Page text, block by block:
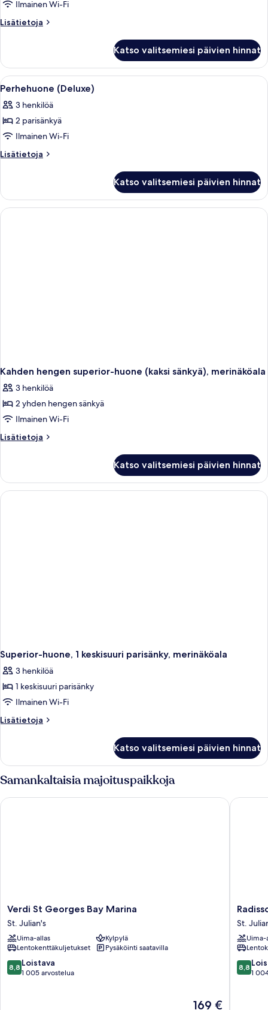
huone
kuvat
Ilmainen Wi-Fi
Lisätietoja
Lisätietoja
Katso valitsemiesi päivien hinnat
Avaa
kaikki
huonetyypin
Perhehuone
(Deluxe)
kuvat
Hotellihuone, jossa on kaksi
4
Perhehuone (Deluxe)
3 henkilöä
2 parisänkyä
Ilmainen Wi-Fi
Lisätietoja
Lisätietoja
Katso valitsemiesi päivien hinnat
Kahden hengen superior-huone (kaksi sänkyä), merinäköala
3 henkilöä
2 yhden hengen sänkyä
Ilmainen Wi-Fi
Lisätietoja
Lisätietoja
superior-
huone
(kaksi
Katso valitsemiesi päivien hinnat
Superior-huone, 1 keskisuuri parisänky, merinäköala
3 henkilöä
1 keskisuuri parisänky
Ilmainen Wi-Fi
Lisätietoja
Lisätietoja
1
keskisuuri
parisänky,
Katso valitsemiesi päivien hinnat
Samankaltaisia majoituspaikkoja
Verdi
St
Georges
Bay
Marina
St.
Julian's
Verdi St Georges Bay Marina
St. Julian's
Uima-allas
Kylpylä
Lentokenttäkuljetukset
Pysäköinti saatavilla
8.8
kautta
8,8 Loistava
1 005 arvostelua
Hinta
169 €
Verdi St Georges Bay Marina
Blu
Resort,
Malta
St.
Julian's
St.
St.
Uima-
8.8
kautta
8,8
1